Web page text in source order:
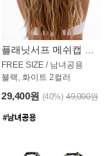
FREE SIZE / 남녀공용
블랙, 화이트 2컬러
29,400원 (40%) 49,000원